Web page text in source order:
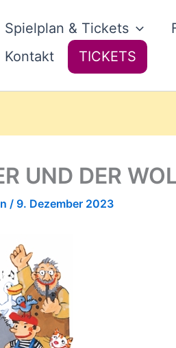
Spielplan & Tickets
Kontakt
TICKETS
UND DER
/ 9. Dezember 2023